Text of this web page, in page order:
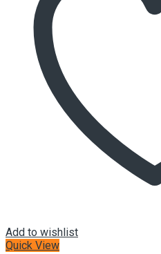
Add to wishlist
Quick View